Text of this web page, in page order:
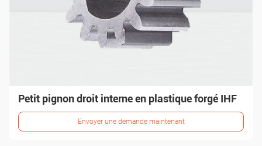
Petit pignon droit interne en plastique forgé IHF
Envoyer une demande maintenant